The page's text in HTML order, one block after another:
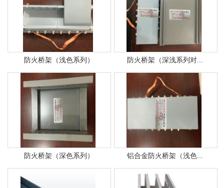
防火桥架（浅色系列） 防火桥架（深浅系列对...
防火桥架（深色系列） 铝合金防火桥架（浅色...